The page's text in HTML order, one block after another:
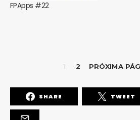
FPApps #22
1 2 PRÓXIMA
SHARE TWEET